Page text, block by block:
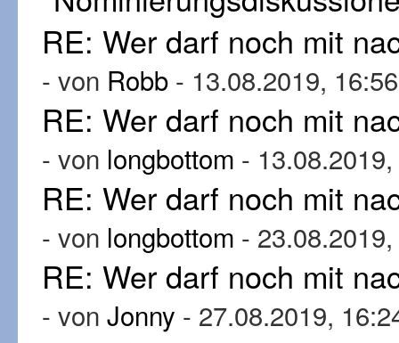
RE: Wer darf noch mit
- von Robb - 13.08.2019, 16:56
RE: Wer darf noch mit
- von longbottom -
RE: Wer darf noch mit
- von longbottom -
RE: Wer darf noch mit
- von Jonny - 27.08.2019,